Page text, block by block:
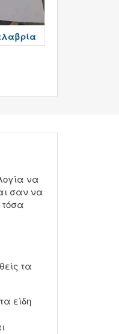
να
σαν να
τα
είδη